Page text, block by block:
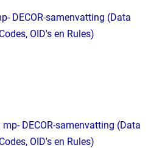
DECOR-samenvatting (Data
OID's en Rules)
mp- DECOR-samenvatting (Data
OID's en Rules)